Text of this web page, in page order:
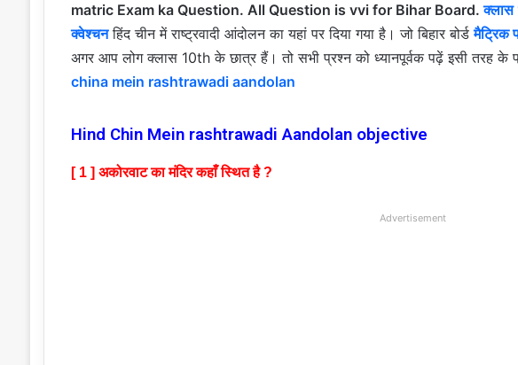
matric Exam ka Question. All Question is vvi for Bihar Board.क्लास
क्वेश्चनहिंद चीन में राष्ट्रवादी आंदोलन का यहां पर दिया गया है। जो बिहार बोर्डमैट्रिक
अगर आप लोग क्लास 10th के छात्र हैं। तो सभी प्रश्न को ध्यानपूर्वक पढ़ें इसी तरह के
china mein rashtrawadi aandolan
Hind Chin Mein rashtrawadi Aandolan objective
[ 1 ] अकोरवाट का मंदिर कहाँ स्थित है ?
Advertisement